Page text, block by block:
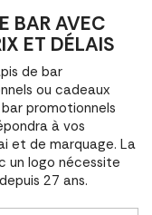
BAR AVEC
ET DÉLAIS
de bar
ou cadeaux
promotionnels
à vos
et de marquage. La
un logo nécessite
27 ans.